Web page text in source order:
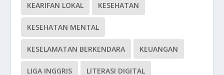
KEARIFAN LOKAL KESEHATAN
KESEHATAN MENTAL
KESELAMATAN BERKENDARA KEUANGAN
LIGA INGGRIS LITERASI DIGITAL